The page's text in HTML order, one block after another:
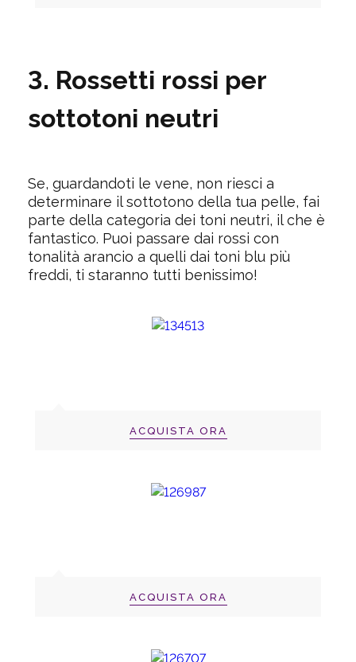
3. Rossetti rossi per
sottotoni neutri
Se, guardandoti le vene, non riesci a
determinare il sottotono della tua pelle, fai
parte della categoria dei toni neutri, il che è
fantastico. Puoi passare dai rossi con
tonalità arancio a quelli dai toni blu più
freddi, ti staranno tutti benissimo!
ACQUISTA ORA
ACQUISTA ORA